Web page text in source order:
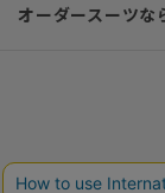
オーダースーツな